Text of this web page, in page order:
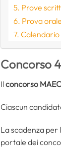
Prove
Prova orale
Concorso
Ilconcorso
Ciascun
La scadenza per
portale dei